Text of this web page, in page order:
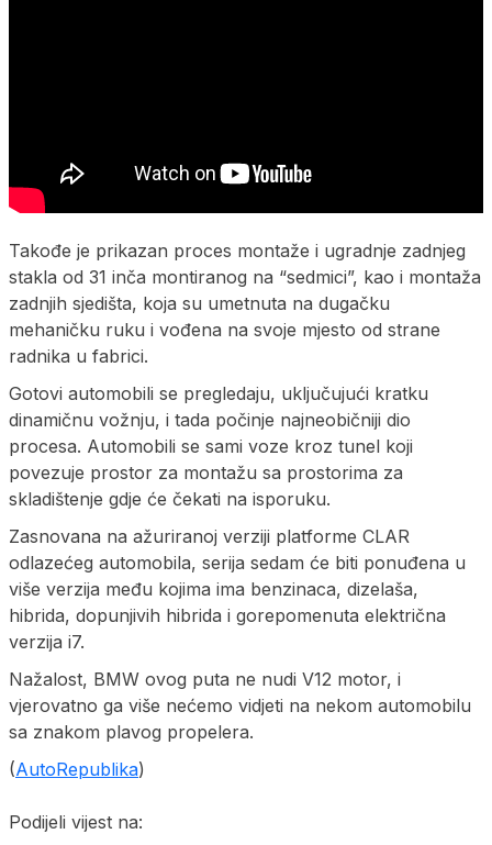
Takođe je prikazan proces montaže i ugradnje zadnjeg
stakla od 31 inča montiranog na “sedmici”, kao i montaža
zadnjih sjedišta, koja su umetnuta na dugačku
mehaničku ruku i vođena na svoje mjesto od strane
radnika u fabrici.
Gotovi automobili se pregledaju, uključujući kratku
dinamičnu vožnju, i tada počinje najneobičniji dio
procesa. Automobili se sami voze kroz tunel koji
povezuje prostor za montažu sa prostorima za
skladištenje gdje će čekati na isporuku.
Zasnovana na ažuriranoj verziji platforme CLAR
odlazećeg automobila, serija sedam će biti ponuđena u
više verzija među kojima ima benzinaca, dizelaša,
hibrida, dopunjivih hibrida i gorepomenuta električna
verzija i7.
Nažalost, BMW ovog puta ne nudi V12 motor, i
vjerovatno ga više nećemo vidjeti na nekom automobilu
sa znakom plavog propelera.
(AutoRepublika)
Podijeli vijest na: